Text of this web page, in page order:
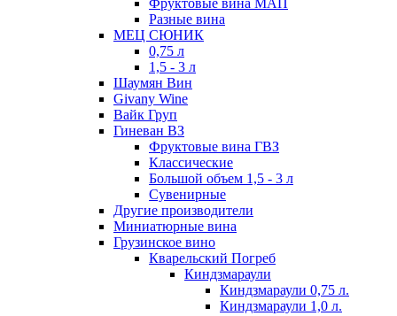
Фруктовые вина МАП
Разные вина
МЕЦ СЮНИК
0,75 л
1,5 - 3 л
Шаумян Вин
Givany Wine
Вайк Груп
Гиневан ВЗ
Фруктовые вина ГВЗ
Классические
Большой объем 1,5 - 3 л
Сувенирные
Другие производители
Миниатюрные вина
Грузинское вино
Кварельский Погреб
Киндзмараули
Киндзмараули 0,75 л.
Киндзмараули 1,0 л.